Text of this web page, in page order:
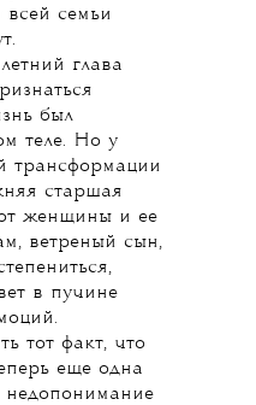
всей семьи
глава
был
теле. Но у
трансформации
старшая
от женщины и ее
ветреный сын,
в пучине
тот факт, что
еще одна
недопонимание